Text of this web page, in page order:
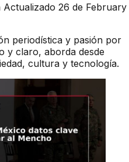
Actualizado 26 de February
periodística y pasión por
y claro, aborda desde
cultura y tecnología.